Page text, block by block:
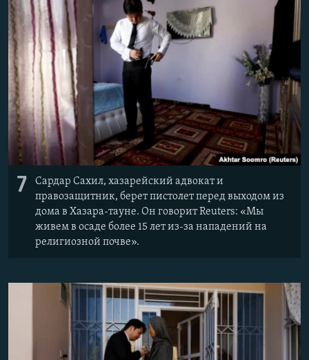
7
Сардар Сахил, хазарейский адвокат и
правозащитник, берет пистолет перед выходом из
дома в Хазара-тауне. Он говорит Reuters: «Мы
живем в осаде более 15 лет из-за нападений на
религиозной почве».